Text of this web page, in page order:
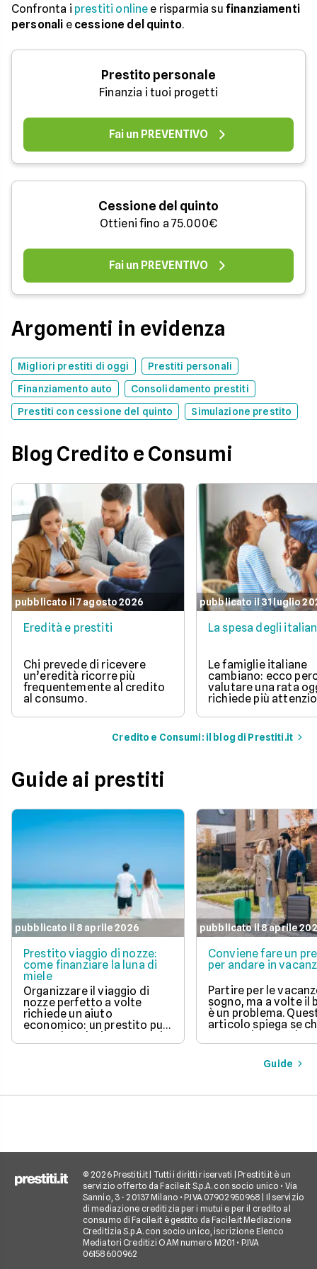
Confronta i prestiti online e risparmia su finanziamenti
personali e cessione del quinto.
Prestito personale
Finanzia i tuoi progetti
Fai un PREVENTIVO
Cessione del quinto
Ottieni fino a 75.000€
Fai un PREVENTIVO
Argomenti in evidenza
Migliori prestiti di oggi
Prestiti personali
Finanziamento auto
Consolidamento prestiti
Prestiti con cessione del quinto
Simulazione prestito
Blog Credito e Consumi
pubblicato il 7 agosto 2026
Eredità e prestiti
Chi prevede di ricevere
un’eredità ricorre più
frequentemente al credito
al consumo.
pubblicato il 31 luglio
La spesa degli
Le famiglie italiane
cambiano: ecco
valutare una rata
richiede più
Credito e Consumi: il blog di Prestiti.it
Guide ai prestiti
pubblicato il 8 aprile 2026
Prestito viaggio di nozze:
come finanziare la luna di
miele
Organizzare il viaggio di
nozze perfetto a volte
richiede un aiuto
economico: un prestito può
come funziona, quali tipi ci
pubblicato il 8 aprile
Conviene fare un
per andare in
Partire per le
sogno, ma a volte il
è un problema.
articolo spiega se
una buona idea,
vantaggi come la
di partire subito e
pagare. Scopri
Guide
© 2026 Prestiti.it | Tutti i diritti riservati | Prestiti.it è un
servizio offerto da Facile.it S.p.A. con socio unico • Via
Sannio, 3 - 20137 Milano • P.IVA 07902950968 | Il servizio
di mediazione creditizia per i mutui e per il credito al
consumo di Facile.it è gestito da Facile.it Mediazione
Creditizia S.p.A. con socio unico, iscrizione Elenco
Mediatori Creditizi OAM numero M201 • P.IVA
06158600962